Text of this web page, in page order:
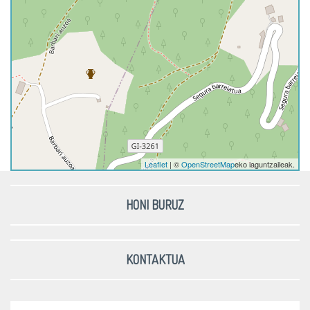
Leaflet | ©OpenStreetMapeko laguntzaileak.
HONI BURUZ
KONTAKTUA